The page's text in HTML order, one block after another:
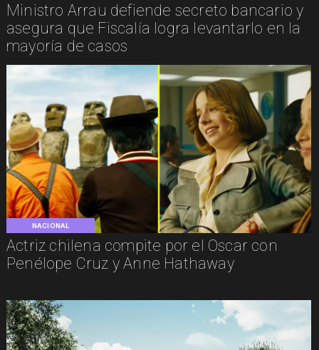
Ministro Arrau defiende secreto bancario y
asegura que Fiscalía logra levantarlo en la
mayoría de casos
NACIONAL
Actriz chilena compite por el Oscar con
Penélope Cruz y Anne Hathaway